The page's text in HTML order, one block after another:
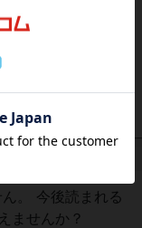
。 今後読まれる
ませんか？